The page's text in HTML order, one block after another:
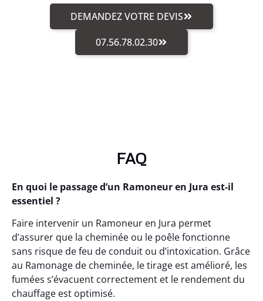
DEMANDEZ VOTRE DEVIS
07.56.78.02.30
FAQ
En quoi le passage d’un Ramoneur en Jura est-il
essentiel ?
Faire intervenir un Ramoneur en Jura permet
d’assurer que la cheminée ou le poêle fonctionne
sans risque de feu de conduit ou d’intoxication. Grâce
au Ramonage de cheminée, le tirage est amélioré, les
fumées s’évacuent correctement et le rendement du
chauffage est optimisé.